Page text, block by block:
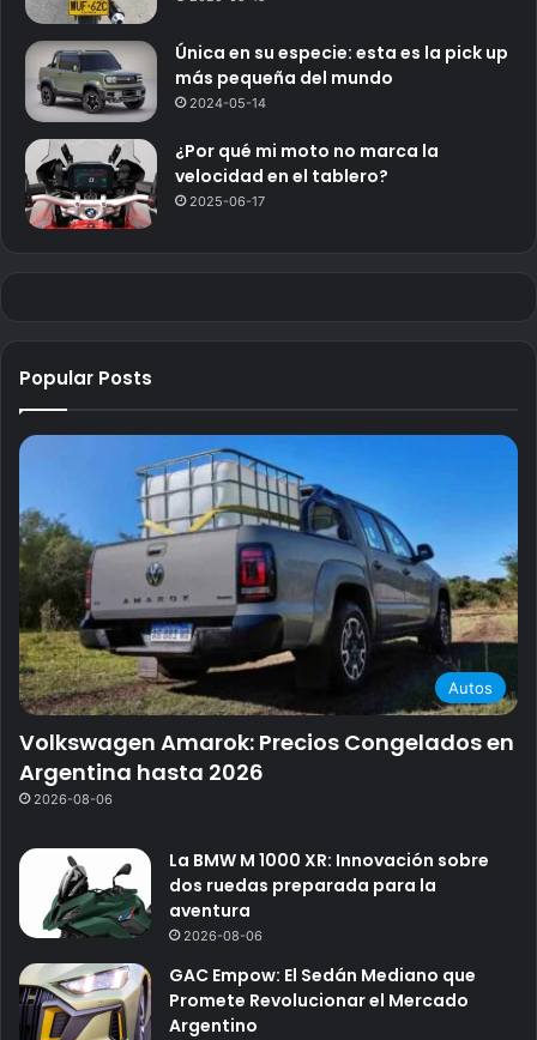
Única en su especie: esta es la pick up
más pequeña del mundo
2024-05-14
¿Por qué mi moto no marca la
velocidad en el tablero?
2025-06-17
Popular Posts
Autos
Volkswagen Amarok: Precios Congelados en
Argentina hasta 2026
2026-08-06
La BMW M 1000 XR: Innovación sobre
dos ruedas preparada para la
aventura
2026-08-06
GAC Empow: El Sedán Mediano que
Promete Revolucionar el Mercado
Argentino